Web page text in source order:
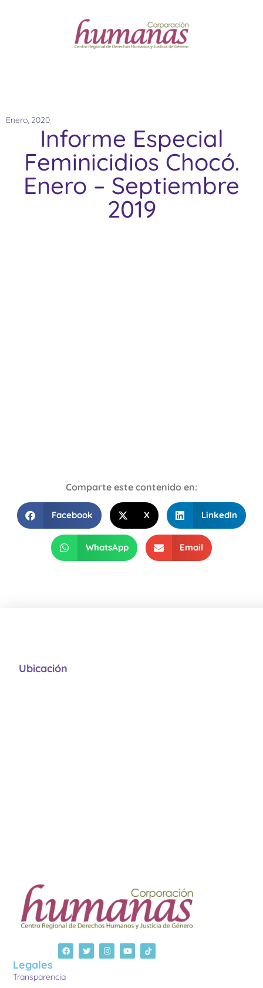
Enero, 2020
Informe Especial
Feminicidios Chocó.
Enero – Septiembre
2019
Comparte este contenido en:
Facebook X LinkedIn
WhatsApp Email
Legales
Transparencia
Ubicación